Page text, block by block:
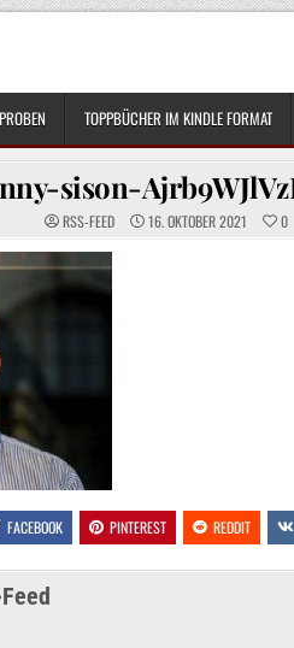
TOPPBÜCHER IM KINDLE FORMAT
sison-
RSS-FEED 16. OKTOBER 2021 0
FACEBOOK PINTEREST REDDIT